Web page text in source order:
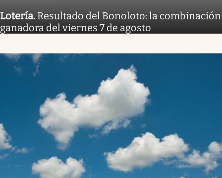
Lotería. Resultado del Bonoloto: la combinación
ganadora del viernes 7 de agosto